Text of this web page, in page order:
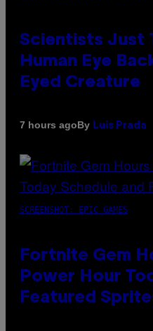
Scientists Just
Human Eye
Eyed Creature
7 hours agoBy Luis Prada
SCREENSHOT: EPIC GAMES
Fortnite Gem
Power Hour
Featured